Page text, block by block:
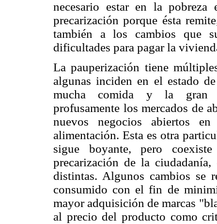
necesario estar en la
precarización porque ésta
también a los cambios que
dificultades para pagar la
La pauperización tiene
algunas inciden en el estado
mucha comida y la gran
profusamente los mercados de
nuevos negocios abiertos
alimentación. Esta es otra
sigue boyante, pero
precarización de la
distintas. Algunos cambios se
consumido con el fin de
mayor adquisición de marcas
al precio del producto como